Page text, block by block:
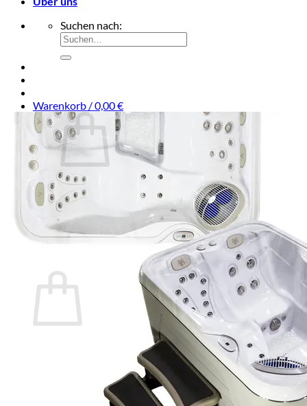
Suchen nach:
Warenkorb /0,00€
Es befinden sich keine Produkte im Warenkorb.
Suchen nach:
Es befinden sich keine Produkte im Warenkorb.
Mollie
🛡️ SSL-verschlüsselte Übertragung Ihrer Daten